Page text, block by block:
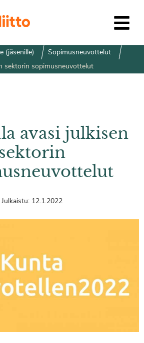
(jäsenille)
Sopimusneuvottelut
sektorin sopimusneuvottelut
avasi julkisen
sektorin
Julkaistu: 12.1.2022